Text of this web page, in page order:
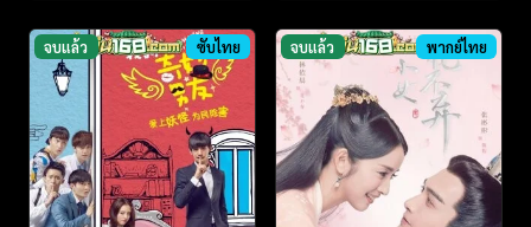
จบแล้ว ซับไทย จบแล้ว พากย์ไทย